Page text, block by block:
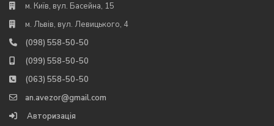
м. Київ, вул. Басейна, 15
м. Львів, вул. Левицького, 4
(098) 558-50-50
(099) 558-50-50
(063) 558-50-50
an.avezor@gmail.com
Авторизація